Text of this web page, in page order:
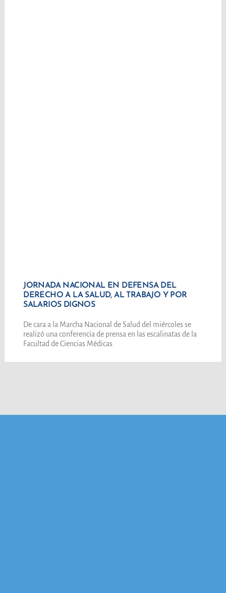
JORNADA NACIONAL EN DEFENSA DEL
DERECHO A LA SALUD, AL TRABAJO Y POR
SALARIOS DIGNOS
De cara a la Marcha Nacional de Salud del miércoles se
realizó una conferencia de prensa en las escalinatas de la
Facultad de Ciencias Médicas